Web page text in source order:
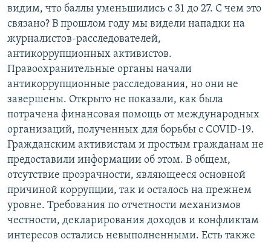
видим, что баллы уменьшились с 31 до 27. С чем это
связано? В прошлом году мы видели нападки на
журналистов-расследователей,
антикоррупционных активистов.
Правоохранительные органы начали
антикоррупционные расследования, но они не
завершены. Открыто не показали, как была
потрачена финансовая помощь от международных
организаций, полученных для борьбы с COVID-19.
Гражданским активистам и простым гражданам не
предоставили информации об этом. В общем,
отсутствие прозрачности, являющееся основной
причиной коррупции, так и осталось на прежнем
уровне. Требования по отчетности механизмов
честности, декларирования доходов и конфликтам
интересов остались невыполненными. Есть также